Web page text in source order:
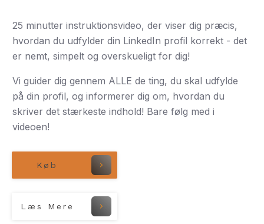
25 minutter instruktionsvideo, der viser dig præcis,
hvordan du udfylder din LinkedIn profil korrekt - det
er nemt, simpelt og overskueligt for dig!
Vi guider dig gennem ALLE de ting, du skal udfylde
på din profil, og informerer dig om, hvordan du
skriver det stærkeste indhold! Bare følg med i
videoen!
Køb
Læs Mere